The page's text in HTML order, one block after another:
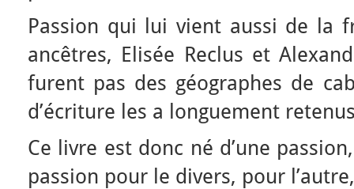
Passion qui lui vient aussi de la
ancêtres, Elisée Reclus et
furent pas des géographes de
d’écriture les a longuement
Ce livre est donc né d’une
passion pour le divers, pour